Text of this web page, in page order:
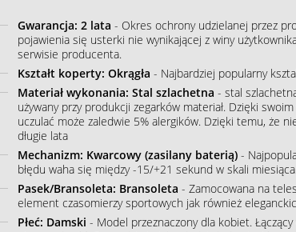
Gwarancja: 2 lata - Okres ochrony udzielanej przez
pojawienia się usterki nie wynikającej z winy
serwisie producenta.
Kształt koperty: Okrągła - Najbardziej popularny
Materiał wykonania: Stal szlachetna - stal
używany przy produkcji zegarków materiał. Dzięki
uczulać może zaledwie 5% alergików. Dzięki temu, że
długie lata
Mechanizm: Kwarcowy (zasilany baterią)-
błędu waha się między -15/+21 sekund w skali
Pasek/Bransoleta: Bransoleta - Zamocowana na
element czasomierzy sportowych jak również
Płeć: Damski - Model przeznaczony dla kobiet.